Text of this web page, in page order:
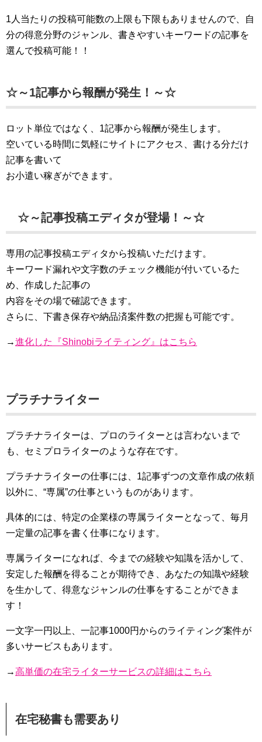
1人当たりの投稿可能数の上限も下限もありませんので、自
分の得意分野のジャンル、書きやすいキーワードの記事を
選んで投稿可能！！
☆～1記事から報酬が発生！～☆
ロット単位ではなく、1記事から報酬が発生します。
空いている時間に気軽にサイトにアクセス、書ける分だけ
記事を書いて
お小遣い稼ぎができます。
☆～記事投稿エディタが登場！～☆
専用の記事投稿エディタから投稿いただけます。
キーワード漏れや文字数のチェック機能が付いているた
め、作成した記事の
内容をその場で確認できます。
さらに、下書き保存や納品済案件数の把握も可能です。
→進化した『Shinobiライティング』はこちら
プラチナライター
プラチナライターは、プロのライターとは言わないまで
も、セミプロライターのような存在です。
プラチナライターの仕事には、1記事ずつの文章作成の依頼
以外に、“専属”の仕事というものがあります。
具体的には、特定の企業様の専属ライターとなって、毎月
一定量の記事を書く仕事になります。
専属ライターになれば、今までの経験や知識を活かして、
安定した報酬を得ることが期待でき、あなたの知識や経験
を生かして、得意なジャンルの仕事をすることができま
す！
一文字一円以上、一記事1000円からのライティング案件が
多いサービスもあります。
→高単価の在宅ライターサービスの詳細はこちら
在宅秘書も需要あり